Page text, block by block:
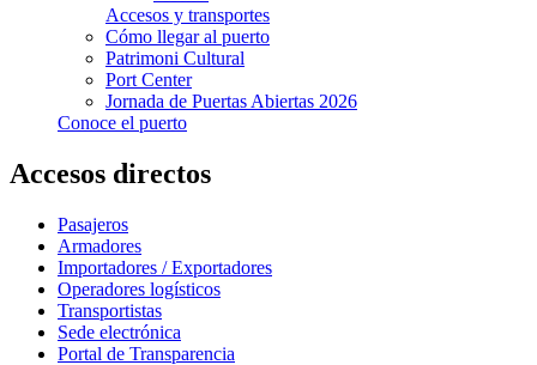
Accesos y transportes
Cómo llegar al puerto
Patrimoni Cultural
Port Center
Jornada de Puertas Abiertas 2026
Conoce el puerto
Accesos directos
Pasajeros
Armadores
Importadores / Exportadores
Operadores logísticos
Transportistas
Sede electrónica
Portal de Transparencia